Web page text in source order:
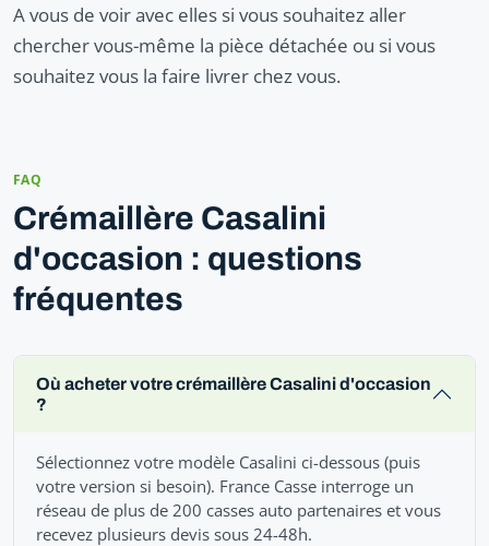
A vous de voir avec elles si vous souhaitez aller
chercher vous-même la pièce détachée ou si vous
souhaitez vous la faire livrer chez vous.
FAQ
Crémaillère Casalini
d'occasion : questions
fréquentes
Où acheter votre crémaillère Casalini d'occasion
?
Sélectionnez votre modèle Casalini ci-dessous (puis
votre version si besoin). France Casse interroge un
réseau de plus de 200 casses auto partenaires et vous
recevez plusieurs devis sous 24-48h.